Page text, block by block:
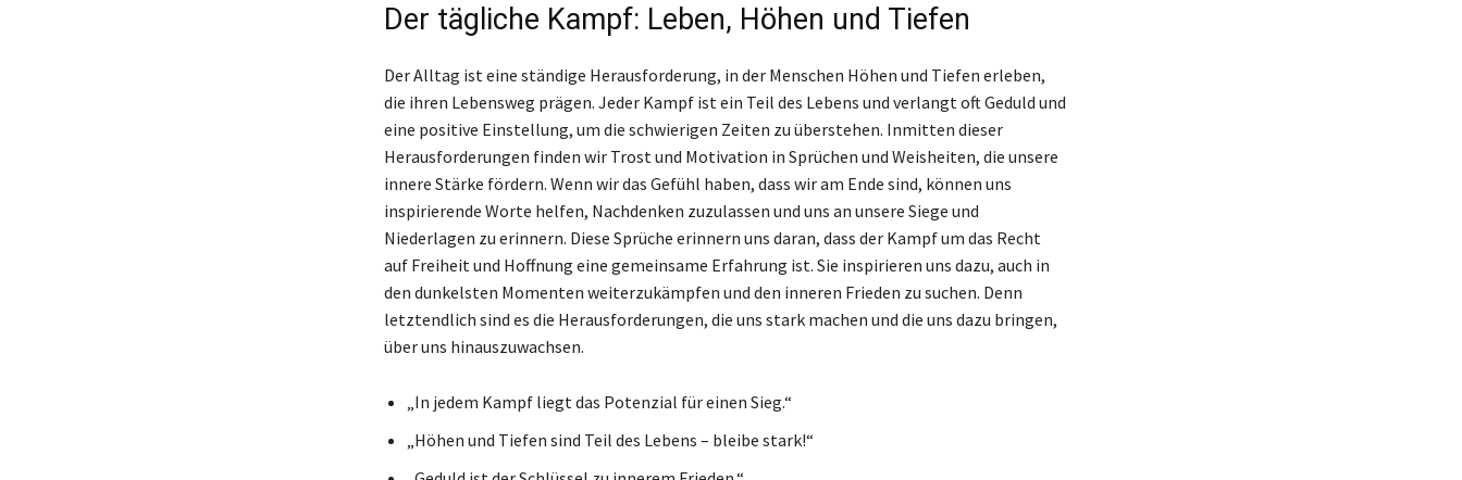
Der tägliche Kampf: Leben, Höhen und Tiefen
Der Alltag ist eine ständige Herausforderung, in der Menschen Höhen und Tiefen erleben,
die ihren Lebensweg prägen. Jeder Kampf ist ein Teil des Lebens und verlangt oft Geduld und
eine positive Einstellung, um die schwierigen Zeiten zu überstehen. Inmitten dieser
Herausforderungen finden wir Trost und Motivation in Sprüchen und Weisheiten, die unsere
innere Stärke fördern. Wenn wir das Gefühl haben, dass wir am Ende sind, können uns
inspirierende Worte helfen, Nachdenken zuzulassen und uns an unsere Siege und
Niederlagen zu erinnern. Diese Sprüche erinnern uns daran, dass der Kampf um das Recht
auf Freiheit und Hoffnung eine gemeinsame Erfahrung ist. Sie inspirieren uns dazu, auch in
den dunkelsten Momenten weiterzukämpfen und den inneren Frieden zu suchen. Denn
letztendlich sind es die Herausforderungen, die uns stark machen und die uns dazu bringen,
über uns hinauszuwachsen.
„In jedem Kampf liegt das Potenzial für einen Sieg.“
„Höhen und Tiefen sind Teil des Lebens – bleibe stark!“